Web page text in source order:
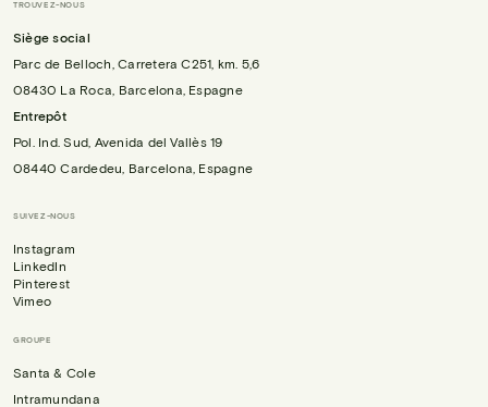
TROUVEZ-NOUS
Siège social
Parc de Belloch, Carretera C251, km. 5,6
08430 La Roca, Barcelona, Espagne
Entrepôt
Pol. Ind. Sud, Avenida del Vallès 19
08440 Cardedeu, Barcelona, Espagne
SUIVEZ-NOUS
Instagram
LinkedIn
Pinterest
Vimeo
GROUPE
Santa & Cole
Intramundana